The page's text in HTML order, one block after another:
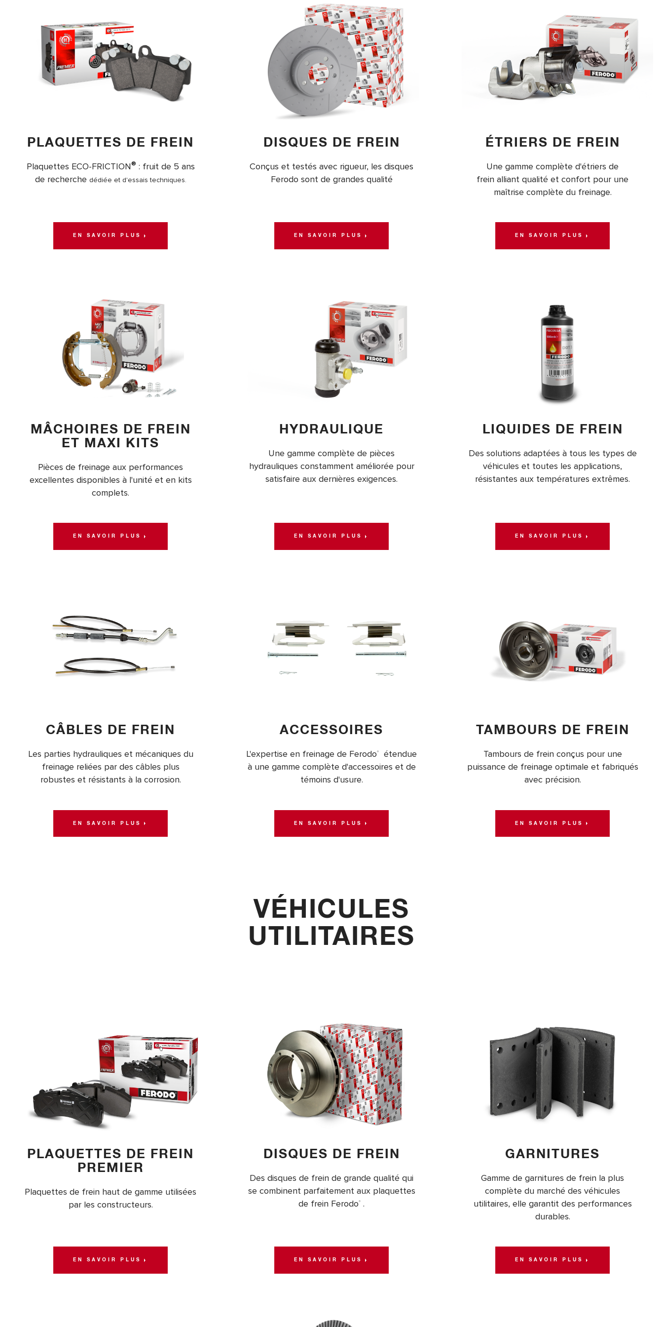
PLAQUETTES DE FREIN
Plaquettes ECO-FRICTION® : fruit de 5 ans
de recherche dédiée et d'essais techniques.
EN SAVOIR PLUS
DISQUES DE FREIN
Conçus et testés avec rigueur, les disques
Ferodo sont de grandes qualité
EN SAVOIR PLUS
ÉTRIERS DE FREIN
Une gamme complète d'étriers de
frein alliant qualité et confort pour une
maîtrise complète du freinage.
EN SAVOIR PLUS
MÂCHOIRES DE FREIN
ET MAXI KITS
Pièces de freinage aux performances
excellentes disponibles à l'unité et en kits
complets.
EN SAVOIR PLUS
HYDRAULIQUE
Une gamme complète de pièces
hydrauliques constamment améliorée pour
satisfaire aux dernières exigences.
EN SAVOIR PLUS
LIQUIDES DE FREIN
Des solutions adaptées à tous les types de
véhicules et toutes les applications,
résistantes aux températures extrêmes.
EN SAVOIR PLUS
CÂBLES DE FREIN
Les parties hydrauliques et mécaniques du
freinage reliées par des câbles plus
robustes et résistants à la corrosion.
EN SAVOIR PLUS
ACCESSOIRES
L'expertise en freinage de Ferodo®
étendue
à une gamme complète d'accessoires et de
témoins d'usure.
EN SAVOIR PLUS
TAMBOURS DE FREIN
Tambours de frein conçus pour une
puissance de freinage optimale et fabriqués
avec précision.
EN SAVOIR PLUS
VÉHICULES
UTILITAIRES
PLAQUETTES DE FREIN
PREMIER
Plaquettes de frein haut de gamme utilisées
par les constructeurs.
EN SAVOIR PLUS
DISQUES DE FREIN
Des disques de frein de grande qualité qui
se combinent parfaitement aux plaquettes
de frein Ferodo® .
EN SAVOIR PLUS
GARNITURES
Gamme de garnitures de frein la plus
complète du marché des véhicules
utilitaires, elle garantit des performances
durables.
EN SAVOIR PLUS